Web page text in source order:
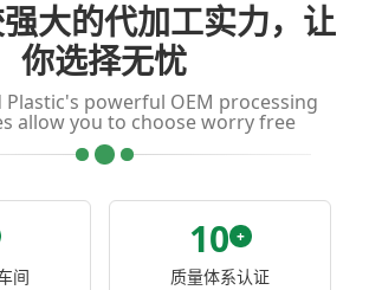
大的代加工实力，让
你选择无忧
powerful OEM processing
allow you to choose worry free
间
10 +
质量体系认证